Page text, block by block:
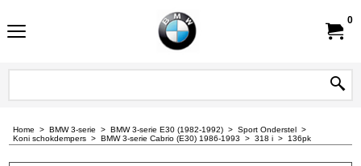
0
Home > BMW 3-serie > BMW 3-serie E30 (1982-1992) > Sport Onderstel >
Koni schokdempers > BMW 3-serie Cabrio (E30) 1986-1993 > 318 i > 136pk